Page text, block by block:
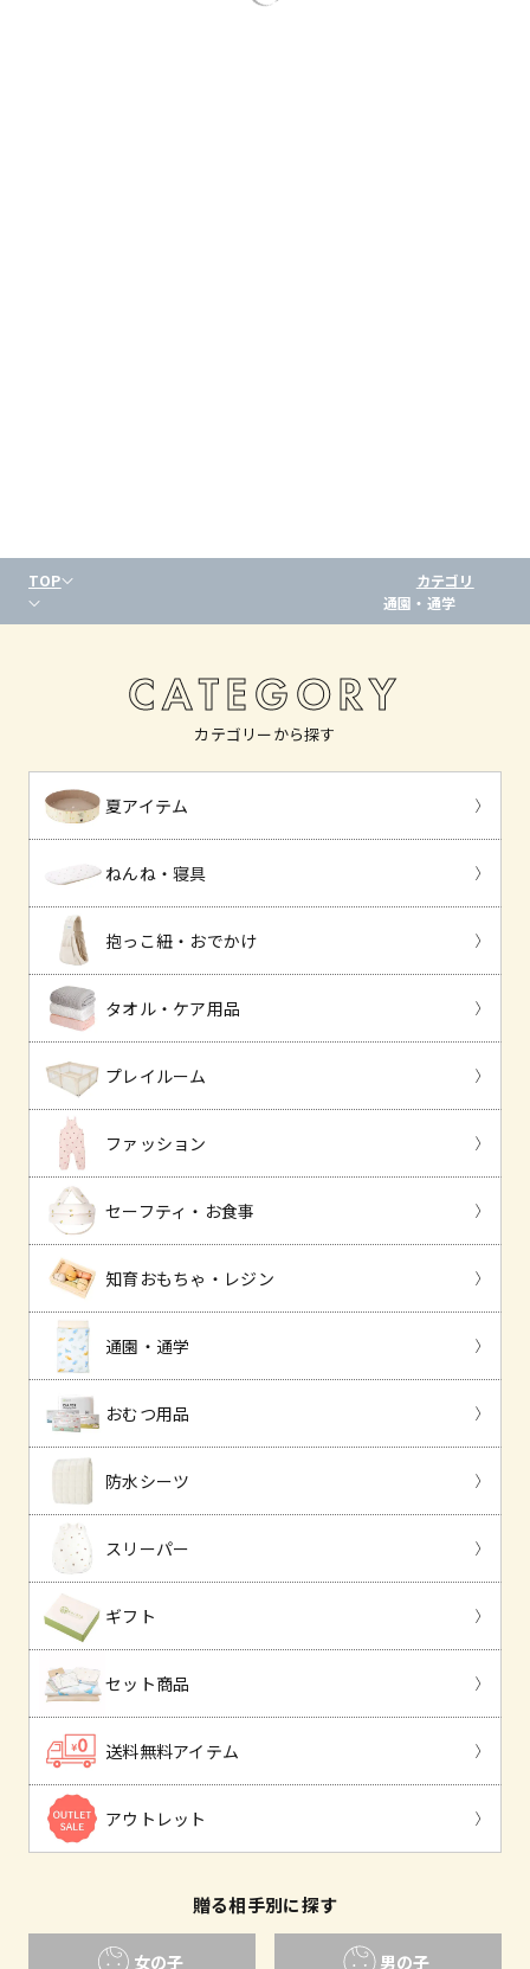
TOP
カテゴリ
通園・通学
CATEGORY
カテゴリーから探す
夏アイテム
ねんね・寝具
抱っこ紐・おでかけ
タオル・ケア用品
プレイルーム
ファッション
セーフティ・お食事
知育おもちゃ・レジン
通園・通学
おむつ用品
防水シーツ
スリーパー
ギフト
セット商品
送料無料アイテム
アウトレット
贈る相手別に探す
女の子 男の子